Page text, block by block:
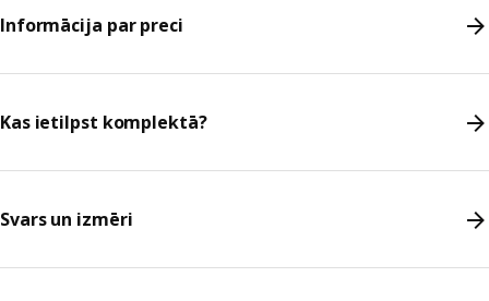
Informācija par preci
Kas ietilpst komplektā?
Svars un izmēri